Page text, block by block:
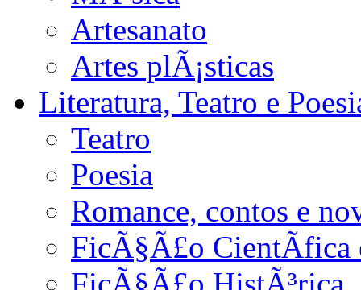
Artesanato
Artes plÃ¡sticas
Literatura, Teatro e
Teatro
Poesia
Romance, contos e
FicÃ§Ã£o CientÃ­fica
FicÃ§Ã£o HistÃ³rica